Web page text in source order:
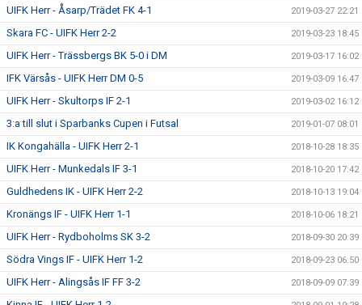
UIFK Herr - Åsarp/Trädet FK 4-1 2019-03-27 22:21
Skara FC - UIFK Herr 2-2 2019-03-23 18:45
UIFK Herr - Trässbergs BK 5-0 i DM 2019-03-17 16:02
IFK Värsås - UIFK Herr DM 0-5 2019-03-09 16:47
UIFK Herr - Skultorps IF 2-1 2019-03-02 16:12
3:a till slut i Sparbanks Cupen i Futsal 2019-01-07 08:01
IK Kongahälla - UIFK Herr 2-1 2018-10-28 18:35
UIFK Herr - Munkedals IF 3-1 2018-10-20 17:42
Guldhedens IK - UIFK Herr 2-2 2018-10-13 19:04
Kronängs IF - UIFK Herr 1-1 2018-10-06 18:21
UIFK Herr - Rydboholms SK 3-2 2018-09-30 20:39
Södra Vings IF - UIFK Herr 1-2 2018-09-23 06:50
UIFK Herr - Alingsås IF FF 3-2 2018-09-09 07:39